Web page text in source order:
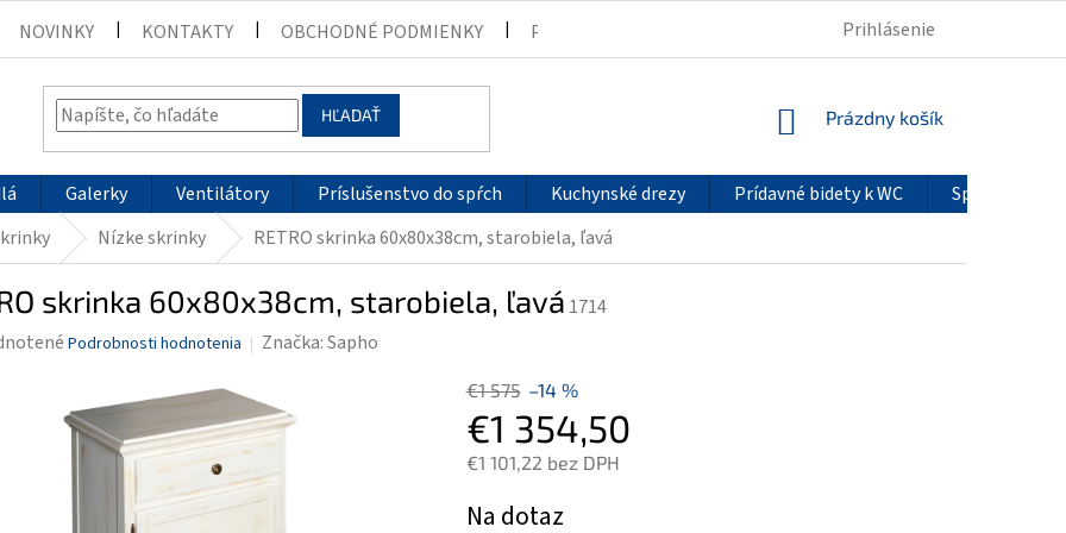
NOVINKY KONTAKTY OBCHODNÉ PODMIENKY PODMIENKY OCHRANY OSOBNÝCH ÚDAJOV REKLAMÁCIE
Prihlásenie
HĽADAŤ
NÁKUPNÝ
Prázdny košík
Galerky Ventilátory Príslušenstvo do spŕch Kuchynské drezy Prídavné bidety k WC
Sprchové
Nízke skrinky RETRO skrinka 60x80x38cm, starobiela, ľavá
skrinka 60x80x38cm, starobiela, ľavá 1714
Podrobnosti hodnotenia Značka:Sapho
€1 575 –14 %
€1 354,50
€1 101,22 bez DPH
cena:
Na dotaz